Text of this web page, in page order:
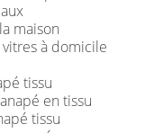
maison
à domicile
tissu
en tissu
tissu